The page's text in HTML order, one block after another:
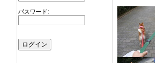
パスワード: